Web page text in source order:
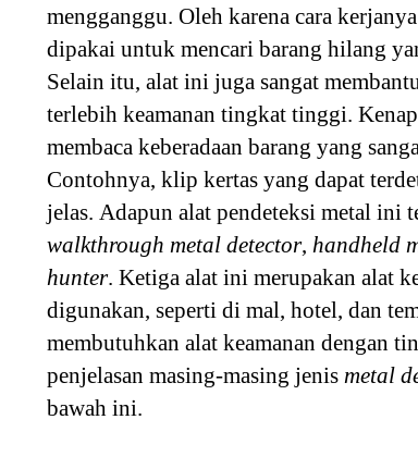
mengganggu. Oleh karena cara
dipakai untuk mencari barang hilang
Selain itu, alat ini juga sangat
terlebih keamanan tingkat tinggi.
membaca keberadaan barang yang
Contohnya, klip kertas yang dapat
jelas. Adapun alat pendeteksi metal ini
walkthrough metal detector, handheld
hunter. Ketiga alat ini merupakan alat
digunakan, seperti di mal, hotel, dan
membutuhkan alat keamanan dengan
penjelasan masing-masing jenismetal
bawah ini.